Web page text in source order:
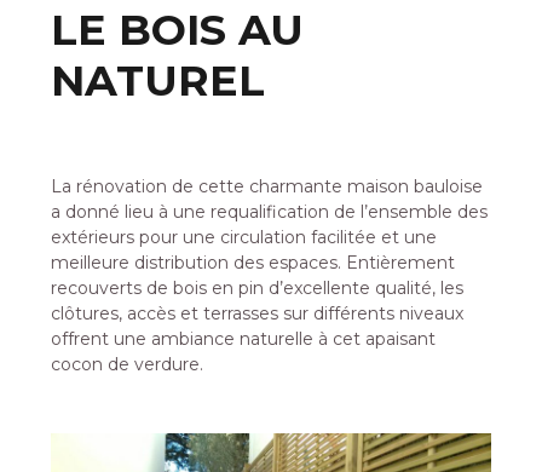
LE BOIS AU
NATUREL
La rénovation de cette charmante maison bauloise
a donné lieu à une requalification de l’ensemble des
extérieurs pour une circulation facilitée et une
meilleure distribution des espaces. Entièrement
recouverts de bois en pin d’excellente qualité, les
clôtures, accès et terrasses sur différents niveaux
offrent une ambiance naturelle à cet apaisant
cocon de verdure.